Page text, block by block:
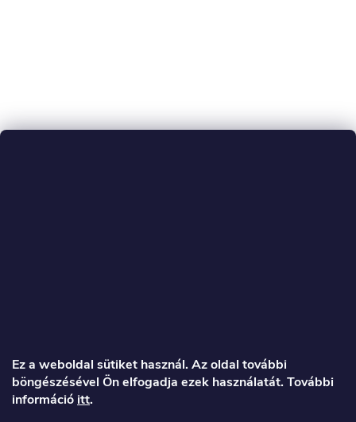
Ez a weboldal sütiket használ. Az oldal további
böngészésével Ön elfogadja ezek használatát. További
információ itt.
á
b